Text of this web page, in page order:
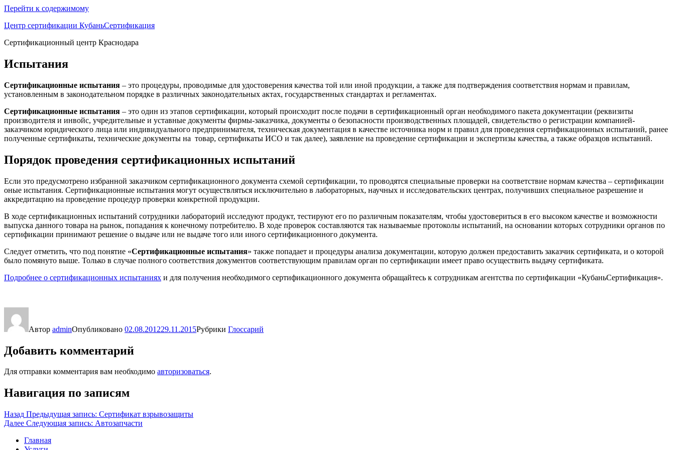
Перейти к содержимому
Центр сертификации КубаньСертификация
Сертификационный центр Краснодара
Испытания
Сертификационные испытания – это процедуры, проводимые для удостоверения качества той или иной продукции, а также для подтверждения соответствия нормам и правилам,
установленным в законодательном порядке в различных законодательных актах, государственных стандартах и регламентах.
Сертификационные испытания – это один из этапов сертификации, который происходит после подачи в сертификационный орган необходимого пакета документации (реквизиты
производителя и инвойс, учредительные и уставные документы фирмы-заказчика, документы о безопасности производственных площадей, свидетельство о регистрации компанией-
заказчиком юридического лица или индивидуального предпринимателя, техническая документация в качестве источника норм и правил для проведения сертификационных испытаний, ранее
полученные сертификаты, технические документы на товар, сертификаты ИСО и так далее), заявление на проведение сертификации и экспертизы качества, а также образцов испытаний.
Порядок проведения сертификационных испытаний
Если это предусмотрено избранной заказчиком сертификационного документа схемой сертификации, то проводятся специальные проверки на соответствие нормам качества – сертификации
оные испытания. Сертификационные испытания могут осуществляться исключительно в лабораторных, научных и исследовательских центрах, получивших специальное разрешение и
аккредитацию на проведение процедур проверки конкретной продукции.
В ходе сертификационных испытаний сотрудники лабораторий исследуют продукт, тестируют его по различным показателям, чтобы удостовериться в его высоком качестве и возможности
выпуска данного товара на рынок, попадания к конечному потребителю. В ходе проверок составляются так называемые протоколы испытаний, на основании которых сотрудники органов по
сертификации принимают решение о выдаче или не выдаче того или иного сертификационного документа.
Следует отметить, что под понятие «Сертификационные испытания» также попадает и процедуры анализа документации, которую должен предоставить заказчик сертификата, и о которой
было помянуто выше. Только в случае полного соответствия документов соответствующим правилам орган по сертификации имеет право осуществить выдачу сертификата.
Подробнее о сертификационных испытаниях и для получения необходимого сертификационного документа обращайтесь к сотрудникам агентства по сертификации «КубаньСертификация».
Автор adminОпубликовано 02.08.201229.11.2015Рубрики Глоссарий
Добавить комментарий
Для отправки комментария вам необходимо авторизоваться.
Навигация по записям
Назад Предыдущая запись: Сертификат взрывозащиты
Далее Следующая запись: Автозапчасти
Главная